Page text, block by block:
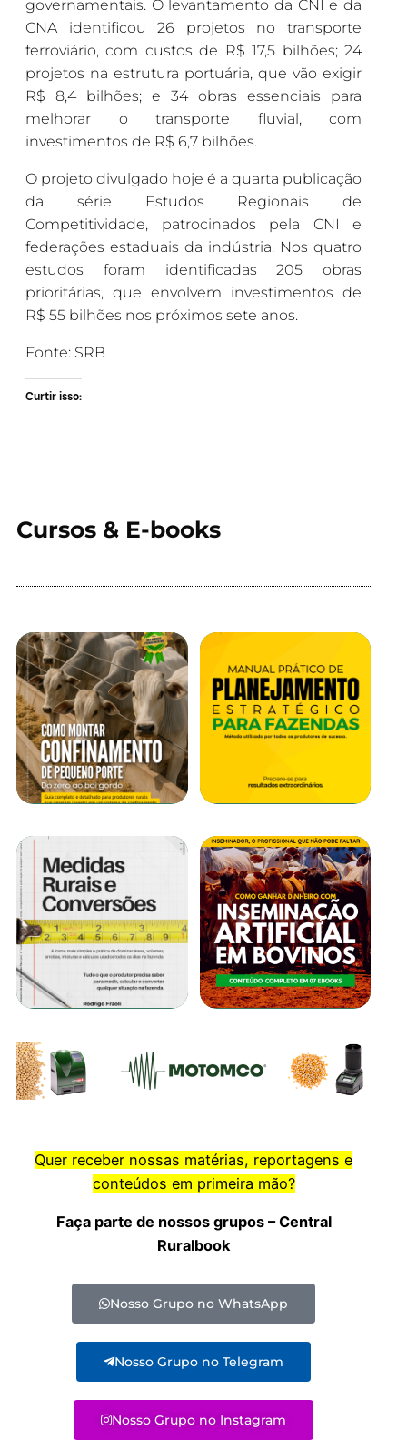
governamentais. O levantamento da CNI e da
CNA identificou 26 projetos no transporte
ferroviário, com custos de R$ 17,5 bilhões; 24
projetos na estrutura portuária, que vão exigir
R$ 8,4 bilhões; e 34 obras essenciais para
melhorar o transporte fluvial, com
investimentos de R$ 6,7 bilhões.
O projeto divulgado hoje é a quarta publicação
da série Estudos Regionais de
Competitividade, patrocinados pela CNI e
federações estaduais da indústria. Nos quatro
estudos foram identificadas 205 obras
prioritárias, que envolvem investimentos de
R$ 55 bilhões nos próximos sete anos.
Fonte: SRB
Curtir isso:
Cursos & E-books
Quer receber nossas matérias, reportagens e
conteúdos em primeira mão?
Faça parte de nossos grupos – Central
Ruralbook
Nosso Grupo no WhatsApp
Nosso Grupo no Telegram
Nosso Grupo no Instagram